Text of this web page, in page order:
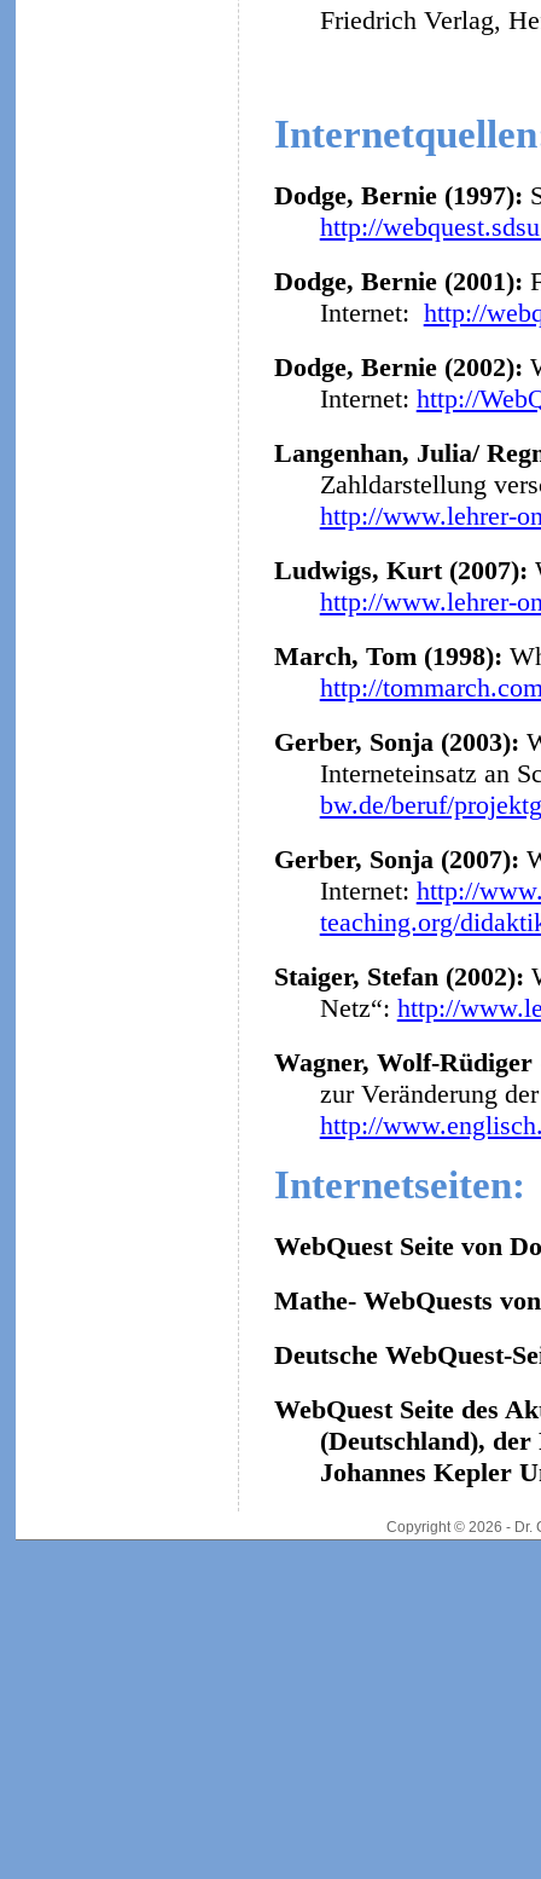
Friedrich Verlag,
Dodge, Bernie (1997):
http://
Dodge, Bernie (2001):
Internet: http://
Dodge, Bernie (2002):
Internet: http://
Langenhan, Julia/
Zahldarstellung
http://www.lehrer-
Ludwigs, Kurt (2007):
http://www.lehrer-
March, Tom (1998):
http://
Gerber, Sonja (2003):
Interneteinsatz an
bw.de/beruf/
Gerber, Sonja (2007):
Internet: http://
teaching.org/
Staiger, Stefan (2002):
Netz“: http://
Wagner, Wolf-
zur Veränderung
http://
Internetseiten:
WebQuest Seite von
Mathe- WebQuests
Deutsche WebQuest-
WebQuest Seite des
(Deutschland), der
Johannes Kepler
Copyright © 2026 - Dr.